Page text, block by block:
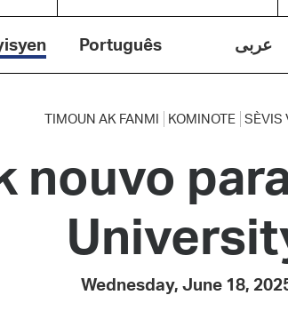
Português عربى
TIMOUN AK FANMI KOMINOTE SÈVIS
nouvo
Wednesday, June 18,